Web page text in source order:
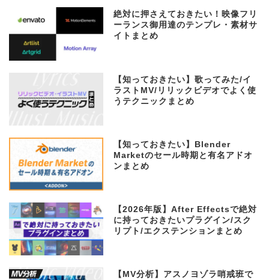
絶対に押さえておきたい！映像フリ
ーランス御用達のテンプレ・素材サ
イトまとめ
【知っておきたい】歌ってみた/イ
ラストMV/リリックビデオでよく使
うテクニックまとめ
【知っておきたい】Blender
Marketのセール時期と有名アドオ
ンまとめ
【2026年版】After Effectsで絶対
に持っておきたいプラグイン/スク
リプト/エクステンションまとめ
【MV分析】アスノヨゾラ哨戒班で